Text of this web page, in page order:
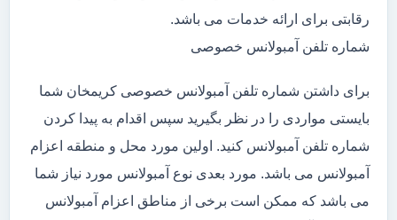
رقابتی برای ارائه خدمات می باشد.
شماره تلفن آمبولانس خصوصی
برای داشتن شماره تلفن آمبولانس خصوصی کریمخان شما
بایستی مواردی را در نظر بگیرید سپس اقدام به پیدا کردن
شماره تلفن آمبولانس کنید. اولین مورد محل و منطقه اعزام
آمبولانس می باشد. مورد بعدی نوع آمبولانس مورد نیاز شما
می باشد که ممکن است برخی از مناطق اعزام آمبولانس